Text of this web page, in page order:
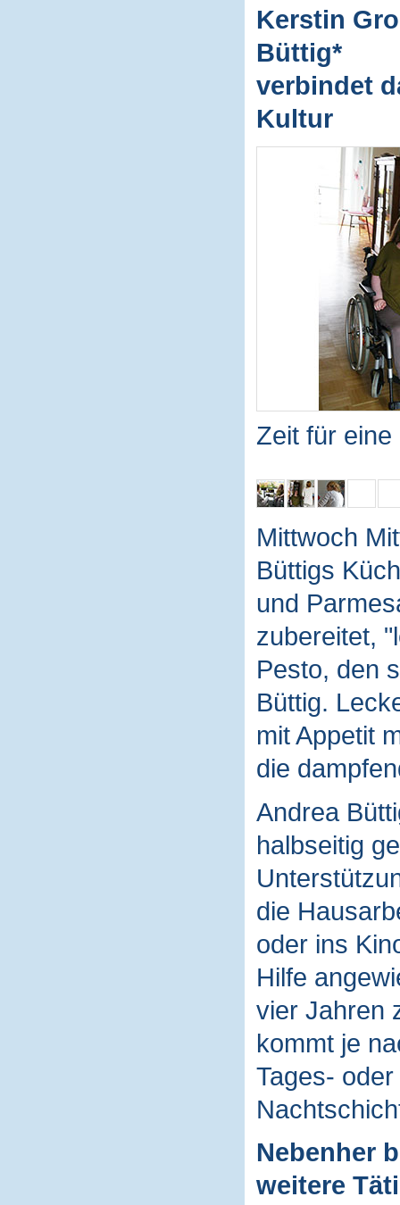
Kerstin
Büttig*
verbindet
Kultur
Zeit für
Mittwoch
Büttigs
und
zubereitet,
Pesto, den
Büttig.
mit Appetit
die
Andrea
halbseitig
die
oder ins
Hilfe
vier Jahren
kommt je
Tages-
Nebenher
weitere